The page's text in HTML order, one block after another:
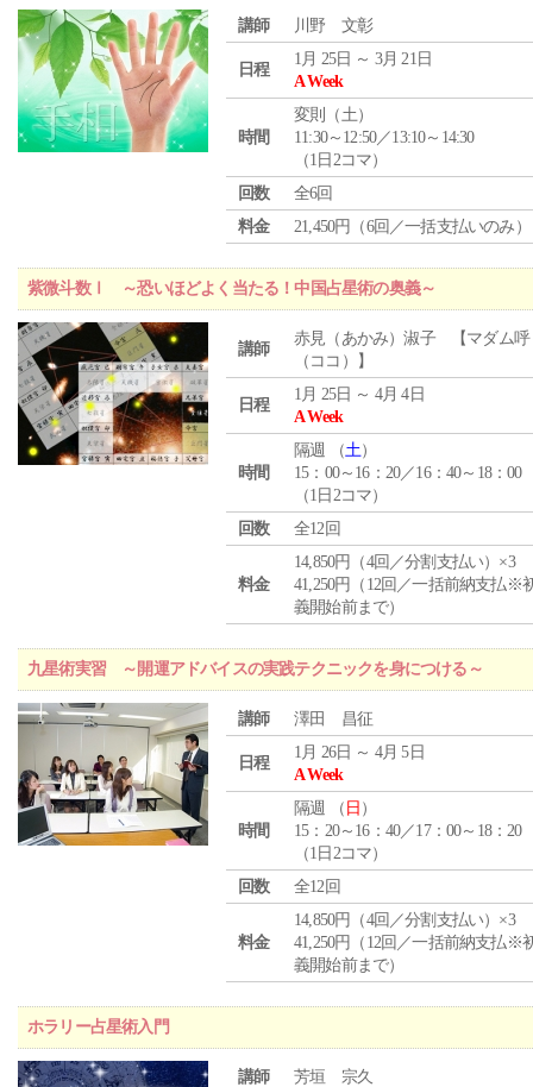
講師 川野 文彰
日程
1月 25日 ～ 3月 21日
A Week
時間
変則（土）
11:30～12:50／13:10～14:30
（1日2コマ）
回数
全6回
料金
21,450円（6回／一括支払いのみ）
紫微斗数Ⅰ ～恐いほどよく当たる！中国占星術の奥義～
講師
赤見（あかみ）淑子 【マダム呼
（ココ）】
日程
1月 25日 ～ 4月 4日
A Week
時間
隔週 （土）
15：00～16：20／16：40～18：00
（1日2コマ）
回数
全12回
料金
14,850円（4回／分割支払い）×3
41,250円（12回／一括前納支払※
義開始前まで）
九星術実習 ～開運アドバイスの実践テクニックを身につける～
講師 澤田 昌征
日程
1月 26日 ～ 4月 5日
A Week
時間
隔週 （ 日 ）
15：20～16：40／17：00～18：20
（1日2コマ）
回数
全12回
料金
14,850円（4回／分割支払い）×3
41,250円（12回／一括前納支払※
義開始前まで）
ホラリー占星術入門
講師 芳垣 宗久